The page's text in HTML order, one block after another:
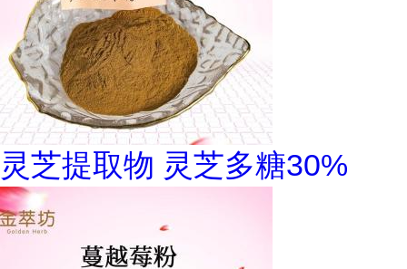
灵芝提取物 灵芝多糖30%